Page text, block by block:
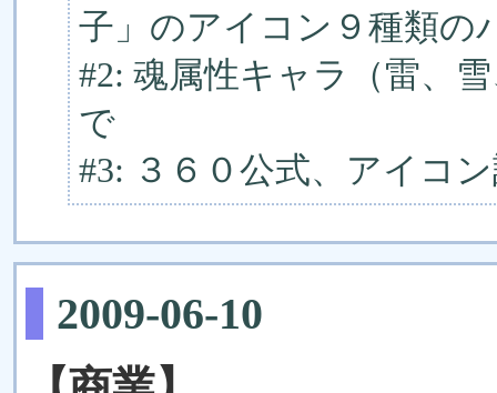
子」のアイコン９種類の
#2: 魂属性キャラ（雷、
で
#3: ３６０公式、アイコ
2009-06-10